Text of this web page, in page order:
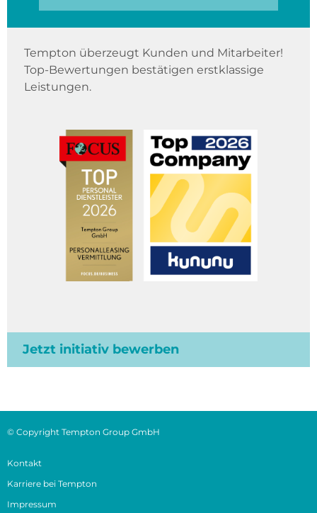
Tempton überzeugt Kunden und Mitarbeiter!
Top-Bewertungen bestätigen erstklassige
Leistungen.
Jetzt initiativ bewerben
© Copyright Tempton Group GmbH
Kontakt
Karriere bei Tempton
Impressum